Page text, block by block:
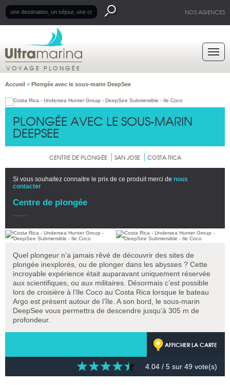
NOS AGENCES
VOYAGE PLONGÉE
Accueil > Plongée avec le sous-marin DeepSee
PLONGÉE AVEC LE SOUS-MARIN
DEEPSEE
CENTRE DE PLONGÉE SAN JOSE COSTA RICA
Si vous souhaitez connaitre le prix de ce produit merci de nous
contacter
Centre de plongée
Quel plongeur n’a jamais rêvé de découvrir des sites de
plongée inexplorés, ou de plonger dans les abysses ? Cette
incroyable expérience était auparavant uniquement réservée
aux scientifiques, ou aux militaires. Désormais c’est possible
lors de croisière à l’Ile Coco au Costa Rica lorsque le bateau
Argo est présent autour de l’île. A son bord, le sous-marin
DeepSee vous permettra de descendre jusqu’à 305 m de
profondeur.
AFFICHER LA CARTE
4.04 / 5 sur 49 vote(s)